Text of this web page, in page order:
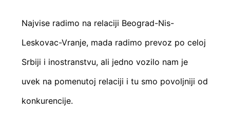
Najvise radimo na relaciji Beograd-Nis-
Leskovac-Vranje, mada radimo prevoz po celoj
Srbiji i inostranstvu, ali jedno vozilo nam je
uvek na pomenutoj relaciji i tu smo povoljniji od
konkurencije.